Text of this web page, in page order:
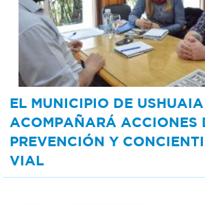
Bromatología
Rentas
Municipal
Mi
Personal
municipal
EL MUNICIPIO DE USHUAIA
ACOMPAÑARÁ ACCIONES
PREVENCIÓN Y
VIAL